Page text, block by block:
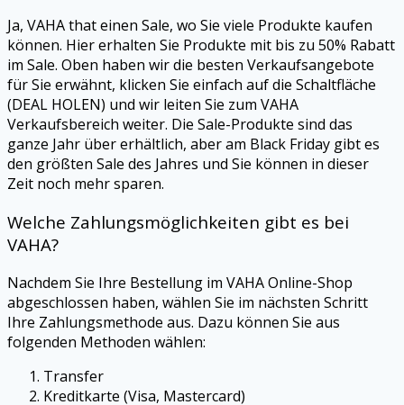
Ja, VAHAthat einen Sale, wo Sie viele Produkte kaufen
können. Hier erhalten Sie Produkte mit bis zu 50% Rabatt
im Sale. Oben haben wir die besten Verkaufsangebote
für Sie erwähnt, klicken Sie einfach auf die Schaltfläche
(DEAL HOLEN) und wir leiten Sie zum VAHA
Verkaufsbereich weiter. Die Sale-Produkte sind das
ganze Jahr über erhältlich, aber am Black Friday gibt es
den größten Sale des Jahres und Sie können in dieser
Zeit noch mehr sparen.
Welche Zahlungsmöglichkeiten gibt es bei
VAHA?
Nachdem Sie Ihre Bestellung im VAHAOnline-Shop
abgeschlossen haben, wählen Sie im nächsten Schritt
Ihre Zahlungsmethode aus. Dazu können Sie aus
folgenden Methoden wählen:
Transfer
Kreditkarte (Visa, Mastercard)